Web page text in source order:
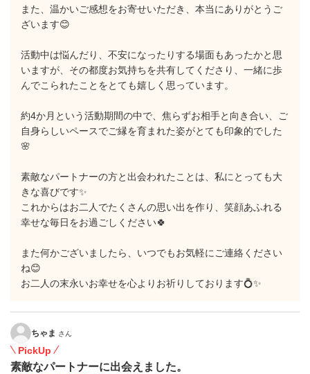
また、温かいご感想をお寄せいただき、本当にありがとうご
ざいます😊
活動中は悩んだり、不安になったりする場面もあったかと思
いますが、その都度お気持ちを共有してくださり、一緒に歩
んでこられたことをとても嬉しく思っています。
約4か月という活動期間の中で、焦らずお相手と向き合い、ご
自身らしいペースでご縁を育まれた姿がとても印象的でした
🌸
素敵なパートナーの方と出会われたことは、私にとっても大
きな喜びです✨
これからはお二人でたくさんの思い出を作り、笑顔あふれる
幸せな毎日をお過ごしください🍀
また何かございましたら、いつでもお気軽にご連絡ください
ね😊
お二人の末永いお幸せを心よりお祈りしております💍✨
ちゃま さん
PickUp
素敵なパートナーに出会えました。